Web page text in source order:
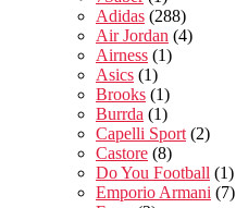
Adidas (288)
Air Jordan (4)
Airness (1)
Asics (1)
Brooks (1)
Burrda (1)
Capelli Sport (2)
Castore (8)
Do You Football (1)
Emporio Armani (7)